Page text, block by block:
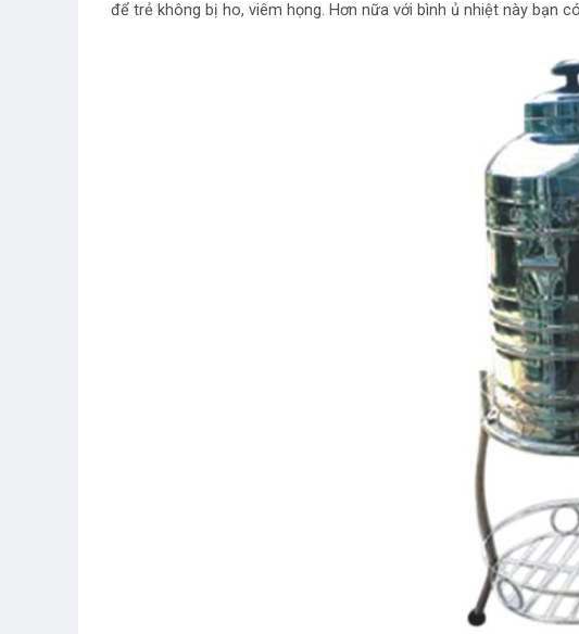
để trẻ không bị ho, viêm họng. Hơn nữa với bình ủ nhiệt này bạn